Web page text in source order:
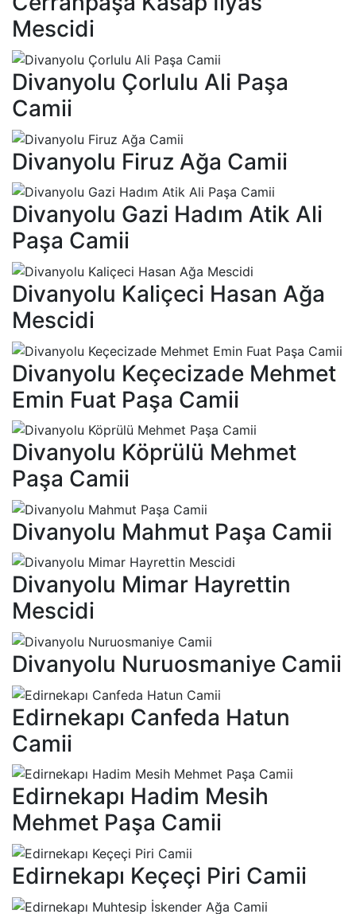
Mescidi
Divanyolu Çorlulu Ali Paşa
Camii
Divanyolu Firuz Ağa Camii
Divanyolu Gazi Hadım Atik Ali
Paşa Camii
Divanyolu Kaliçeci Hasan Ağa
Mescidi
Divanyolu Keçecizade Mehmet
Emin Fuat Paşa Camii
Divanyolu Köprülü Mehmet
Paşa Camii
Divanyolu Mahmut Paşa Camii
Divanyolu Mimar Hayrettin
Mescidi
Divanyolu Nuruosmaniye Camii
Edirnekapı Canfeda Hatun
Camii
Edirnekapı Hadim Mesih
Mehmet Paşa Camii
Edirnekapı Keçeçi Piri Camii